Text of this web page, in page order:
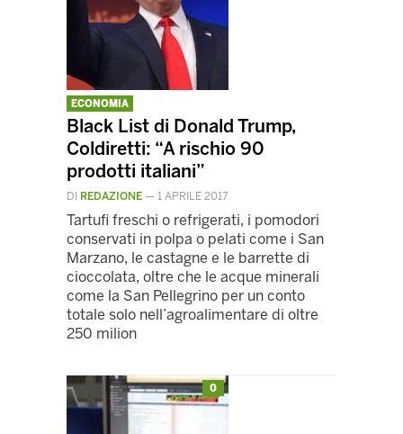
ECONOMIA
Black List di Donald Trump,
Coldiretti: “A rischio 90
prodotti italiani”
DI REDAZIONE — 1 APRILE 2017
Tartufi freschi o refrigerati, i pomodori
conservati in polpa o pelati come i San
Marzano, le castagne e le barrette di
cioccolata, oltre che le acque minerali
come la San Pellegrino per un conto
totale solo nell’agroalimentare di oltre
250 milion
0